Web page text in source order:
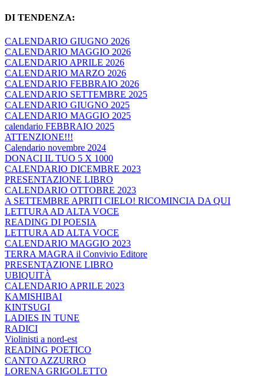
DI TENDENZA:
CALENDARIO GIUGNO 2026
CALENDARIO MAGGIO 2026
CALENDARIO APRILE 2026
CALENDARIO MARZO 2026
CALENDARIO FEBBRAIO 2026
CALENDARIO SETTEMBRE 2025
CALENDARIO GIUGNO 2025
CALENDARIO MAGGIO 2025
calendario FEBBRAIO 2025
ATTENZIONE!!!
Calendario novembre 2024
DONACI IL TUO 5 X 1000
CALENDARIO DICEMBRE 2023
PRESENTAZIONE LIBRO
CALENDARIO OTTOBRE 2023
A SETTEMBRE APRITI CIELO! RICOMINCIA DA QUI
LETTURA AD ALTA VOCE
READING DI POESIA
LETTURA AD ALTA VOCE
CALENDARIO MAGGIO 2023
TERRA MAGRA il Convivio Editore
PRESENTAZIONE LIBRO
UBIQUITÀ
CALENDARIO APRILE 2023
KAMISHIBAI
KINTSUGI
LADIES IN TUNE
RADICI
Violinisti a nord-est
READING POETICO
CANTO AZZURRO
LORENA GRIGOLETTO